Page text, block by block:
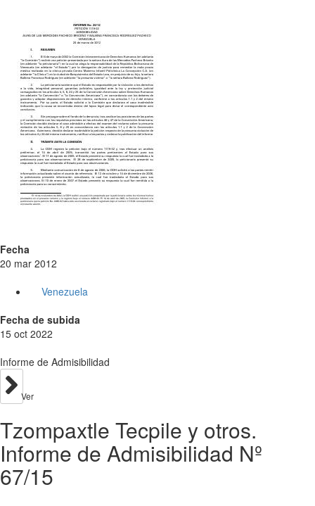
Fecha
20 mar 2012
Venezuela
Fecha de subida
15 oct 2022
Informe de Admisibilidad
Ver
Tzompaxtle Tecpile y otros.
Informe de Admisibilidad Nº
67/15